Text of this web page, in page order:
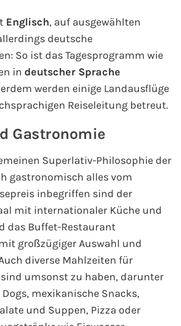
Line
International
Englisch, auf ausgewählten
deutsche
So ist das Tagesprogramm wie
in deutscher Sprache
werden einige Landausflüge
Reiseleitung betreut.
Gastronomie
Superlativ-Philosophie der
gastronomisch alles vom
inbegriffen sind der
mit internationaler Küche und
das Buffet-Restaurant
großzügiger Auswahl und
diverse Mahlzeiten für
umsonst zu haben, darunter
mexikanische Snacks,
und Suppen, Pizza oder